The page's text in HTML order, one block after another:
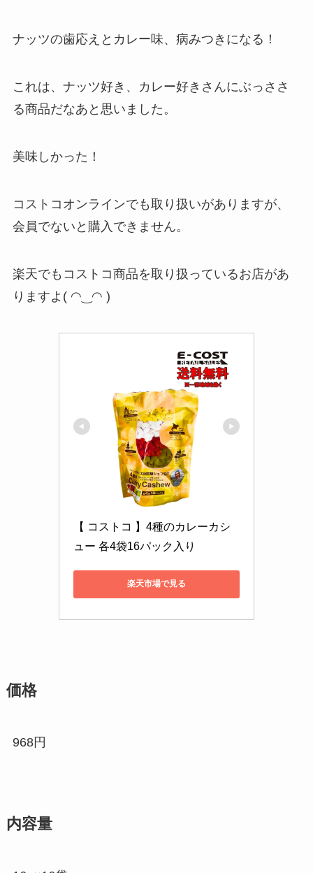
ナッツの歯応えとカレー味、病みつきになる！
これは、ナッツ好き、カレー好きさんにぶっささ
る商品だなあと思いました。
美味しかった！
コストコオンラインでも取り扱いがありますが、
会員でないと購入できません。
楽天でもコストコ商品を取り扱っているお店があ
りますよ( ◠‿◠ )
【 コストコ 】4種のカレーカシ
ュー 各4袋16パック入り
楽天市場で見る
価格
968円
内容量